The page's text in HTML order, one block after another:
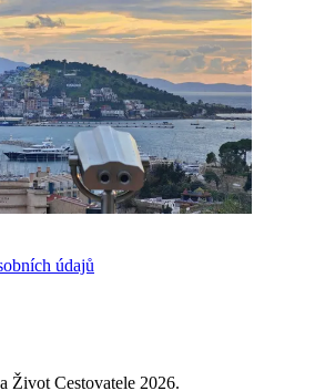
údajů
Život Cestovatele 2026.